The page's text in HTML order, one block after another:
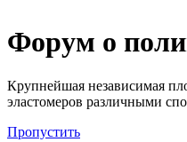
Форум о
Крупнейшая независимая
эластомеров различными
Пропустить